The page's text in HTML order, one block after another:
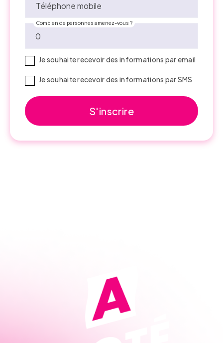
Téléphone mobile
Combien de personnes amenez-vous ?
Je souhaite recevoir des informations par email
Je souhaite recevoir des informations par SMS